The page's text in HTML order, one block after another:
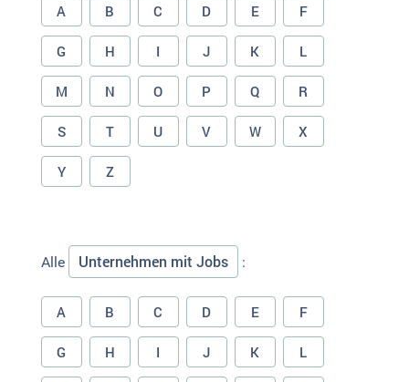
A B C D E F
G H I J K L
M N O P Q R
S T U V W X
Y Z
Alle Unternehmen mit Jobs :
A B C D E F
G H I J K L